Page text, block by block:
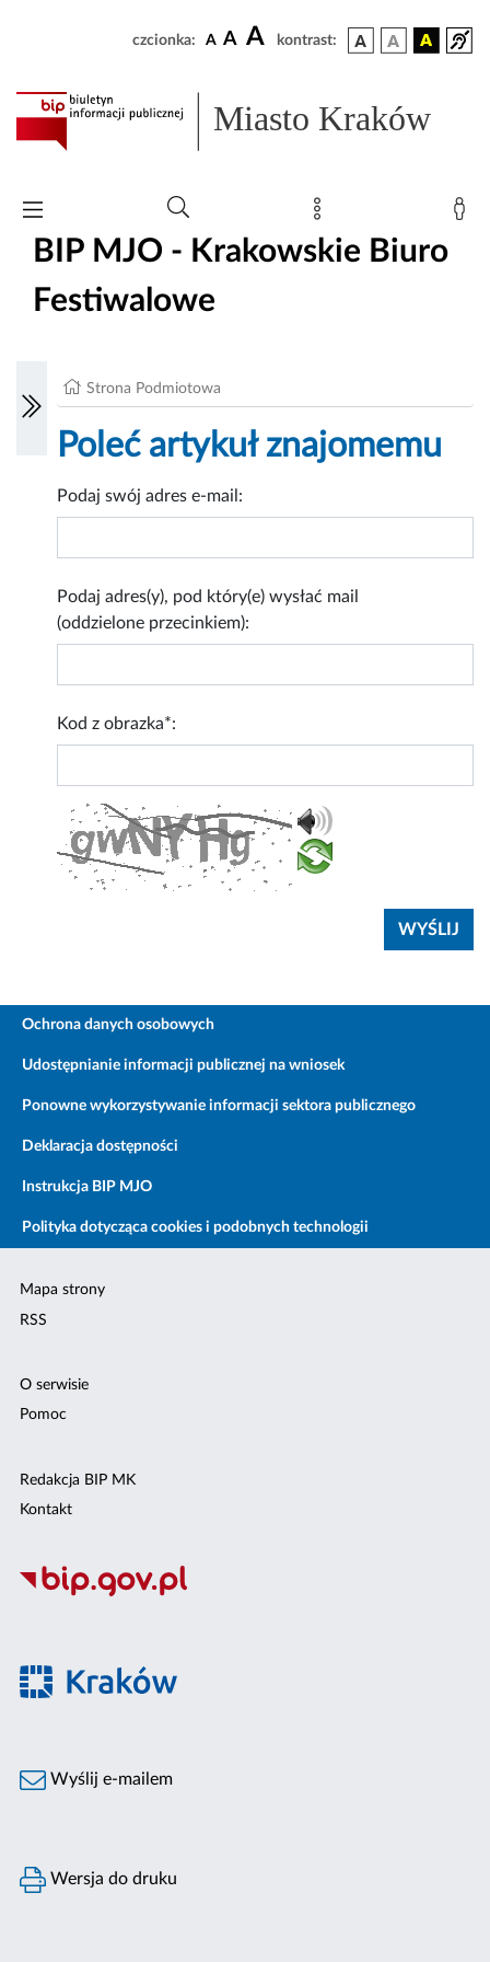
czcionka: A A A kontrast:
Miasto Kraków
BIP MJO - Krakowskie Biuro
Festiwalowe
Strona Podmiotowa
Poleć artykuł znajomemu
Podaj swój adres e-mail:
Podaj adres(y), pod który(e) wysłać mail
(oddzielone przecinkiem):
Kod z obrazka*:
Ochrona danych osobowych
Udostępnianie informacji publicznej na wniosek
Ponowne wykorzystywanie informacji sektora publicznego
Deklaracja dostępności
Instrukcja BIP MJO
Polityka dotycząca cookies i podobnych technologii
Mapa strony
RSS
O serwisie
Pomoc
Redakcja BIP MK
Kontakt
Wyślij e-mailem
Wersja do druku